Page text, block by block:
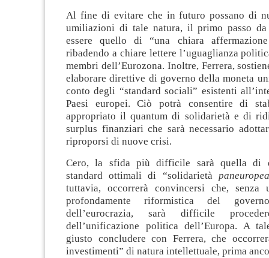
Al fine di evitare che in futuro possano di
umiliazioni di tale natura, il primo passo da
essere quello di “una chiara
ribadendo a chiare lettere l’uguaglianza
membri dell’Eurozona. Inoltre, Ferrera,
elaborare direttive di governo della moneta
conto degli “standard sociali” esistenti
Paesi europei. Ciò potrà consentire di
appropriato il quantum di solidarietà e di
surplus finanziari che sarà necessario
riproporsi di nuove crisi.
Cero, la sfida più difficile sarà quella di
standard ottimali di “solidarietà paneuropea
tuttavia, occorrerà convincersi che, senza
profondamente riformistica del
dell’eurocrazia, sarà difficile
dell’unificazione politica dell’Europa. A
giusto concludere con Ferrera, che
investimenti” di natura intellettuale, prima